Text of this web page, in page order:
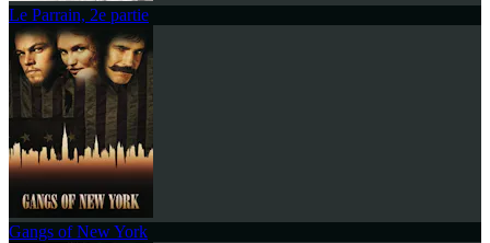
Le Parrain, 2e partie
Gangs of New York